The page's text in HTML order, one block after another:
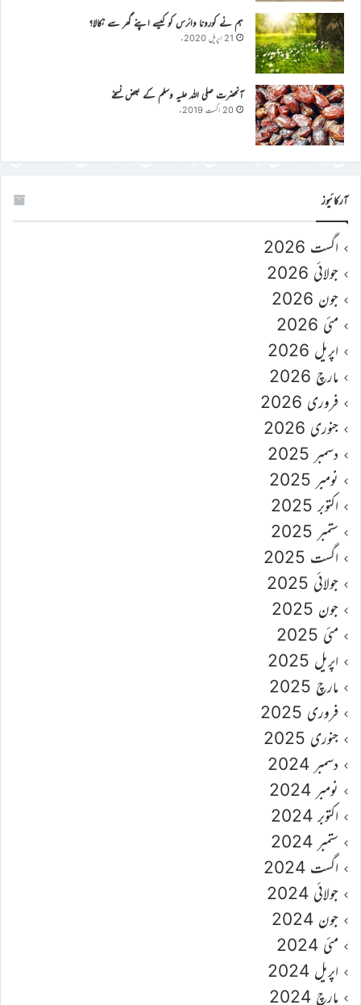
ہم نے کورونا وائرس کو کیسے اپنے گھر سے نکالا؟
21 اپریل 2020ء
آنحضرت صلی اللہ علیہ وسلم کے بعض نسخے
20 اگست 2019ء
آرکائیوز
اگست 2026
جولائی 2026
جون 2026
مئی 2026
اپریل 2026
مارچ 2026
فروری 2026
جنوری 2026
دسمبر 2025
نومبر 2025
اکتوبر 2025
ستمبر 2025
اگست 2025
جولائی 2025
جون 2025
مئی 2025
اپریل 2025
مارچ 2025
فروری 2025
جنوری 2025
دسمبر 2024
نومبر 2024
اکتوبر 2024
ستمبر 2024
اگست 2024
جولائی 2024
جون 2024
مئی 2024
اپریل 2024
مارچ 2024